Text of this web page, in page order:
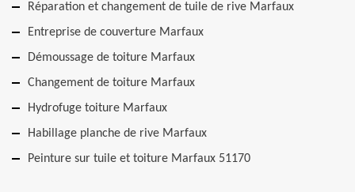
Réparation et changement de tuile de rive Marfaux
Entreprise de couverture Marfaux
Démoussage de toiture Marfaux
Changement de toiture Marfaux
Hydrofuge toiture Marfaux
Habillage planche de rive Marfaux
Peinture sur tuile et toiture Marfaux 51170